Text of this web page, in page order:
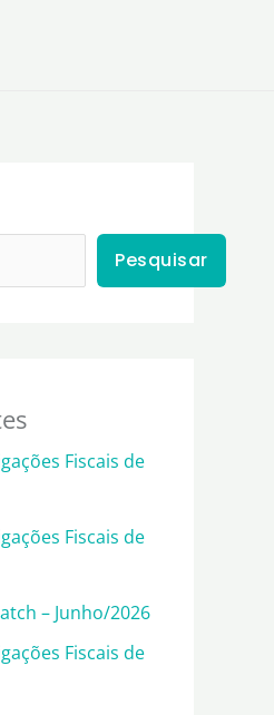
Pesquisar
Fiscais de
Fiscais de
– Junho/2026
Fiscais de